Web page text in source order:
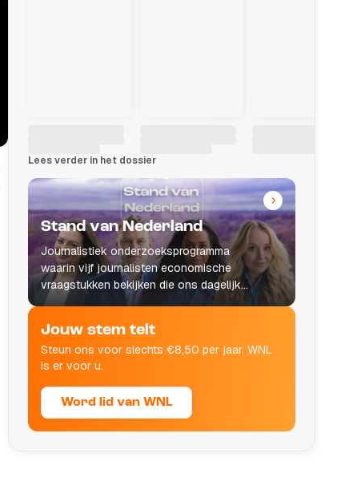
Lees verder in het dossier
Stand van Nederland
Journalistiek onderzoeksprogramma
waarin vijf journalisten economische
vraagstukken bekijken die ons dagelijks
leven raken.
Jouw stem telt
Steun ons voor slechts €8,50 per jaar. WNL
is er voor u.
Word lid van WNL